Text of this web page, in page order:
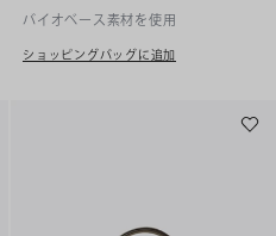
バイオベース素材を使用
ショッピングバッグに追加